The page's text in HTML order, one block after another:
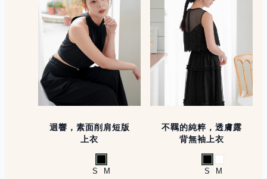
迴響，素面削肩短版
上衣
黑
S
M
不羈的純粹，透膚露
背無袖上衣
黑 白
S
M